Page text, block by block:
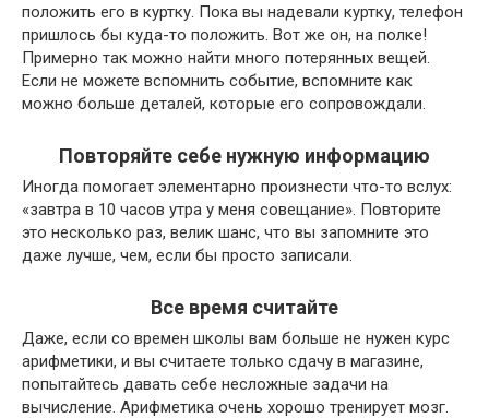
положить его в куртку. Пока вы надевали куртку, телефон
пришлось бы куда-то положить. Вот же он, на полке!
Примерно так можно найти много потерянных вещей.
Если не можете вспомнить событие, вспомните как
можно больше деталей, которые его сопровождали.
Повторяйте себе нужную информацию
Иногда помогает элементарно произнести что-то вслух:
«завтра в 10 часов утра у меня совещание». Повторите
это несколько раз, велик шанс, что вы запомните это
даже лучше, чем, если бы просто записали.
Все время считайте
Даже, если со времен школы вам больше не нужен курс
арифметики, и вы считаете только сдачу в магазине,
попытайтесь давать себе несложные задачи на
вычисление. Арифметика очень хорошо тренирует мозг.